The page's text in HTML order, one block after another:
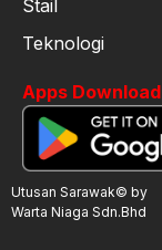
Stail
Teknologi
Apps Download
Utusan Sarawak© by
Warta Niaga Sdn.Bhd